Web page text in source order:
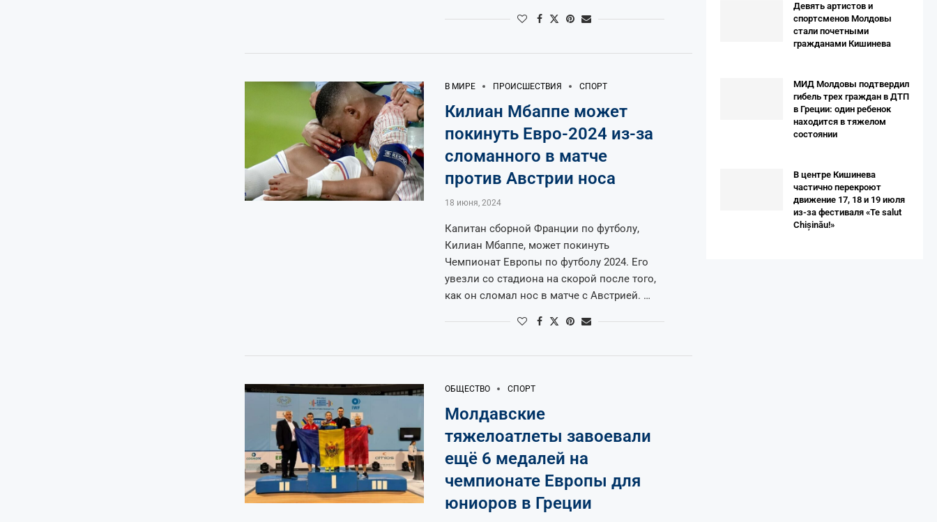
В МИРЕ ПРОИСШЕСТВИЯ СПОРТ
Килиан Мбаппе может
покинуть Евро-2024 из-за
сломанного в матче
против Австрии носа
18 июня, 2024
Капитан сборной Франции по футболу,
Килиан Мбаппе, может покинуть
Чемпионат Европы по футболу 2024. Его
увезли со стадиона на скорой после того,
как он сломал нос в матче с Австрией. …
ОБЩЕСТВО СПОРТ
Молдавские
тяжелоатлеты завоевали
ещё 6 медалей на
чемпионате Европы для
юниоров в Греции
Девять артистов и
спортсменов Молдовы
стали почетными
гражданами Кишинева
МИД Молдовы подтвердил
гибель трех граждан в ДТП
в Греции: один ребенок
находится в тяжелом
состоянии
В центре Кишинева
частично перекроют
движение 17, 18 и 19 июля
из-за фестиваля «Te salut
Chișinău!»